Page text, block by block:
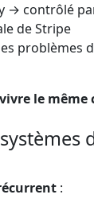
→ contrôlé
de Stripe
problèmes
le
: